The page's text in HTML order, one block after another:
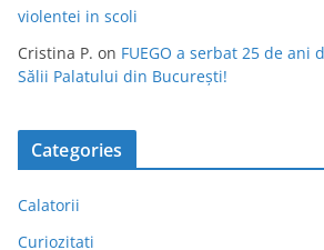
violentei in scoli
Cristina P. on FUEGO a serbat 25 de ani
Sălii Palatului din București!
Categories
Calatorii
Curiozitati